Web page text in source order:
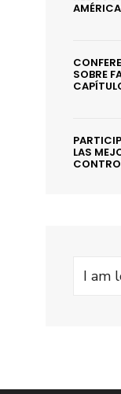
SOBRE
LAS
Search